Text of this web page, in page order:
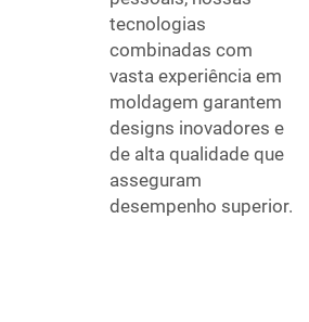
tecnologias
combinadas com
vasta experiência em
moldagem garantem
designs inovadores e
de alta qualidade que
asseguram
desempenho superior.